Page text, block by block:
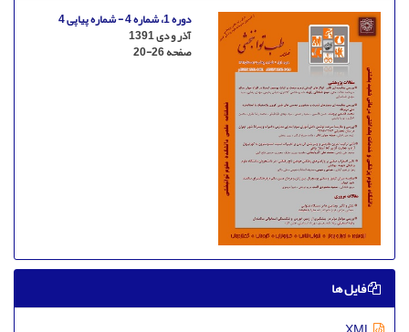
دوره 1، شماره 4 - شماره پیاپی 4
آذر و دی 1391
صفحه20-26
فایل ها